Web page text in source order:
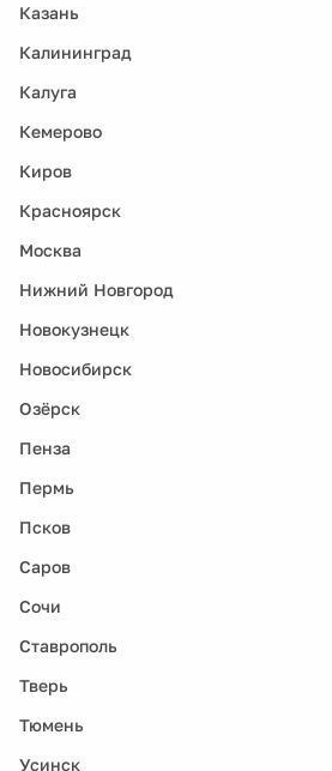
Казань
Калининград
Калуга
Кемерово
Киров
Красноярск
Москва
Нижний Новгород
Новокузнецк
Новосибирск
Озёрск
Пенза
Пермь
Псков
Саров
Сочи
Ставрополь
Тверь
Тюмень
Усинск